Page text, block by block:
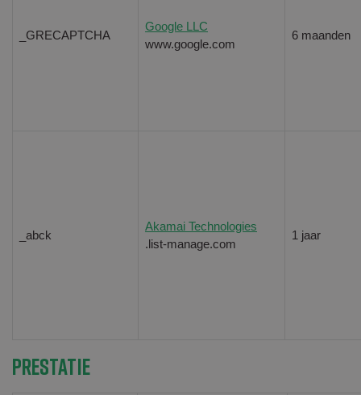
_GRECAPTCHA
Google LLC
www.google.com
6 maanden
_abck
Akamai Technologies
.list-manage.com
1 jaar
Prestatie